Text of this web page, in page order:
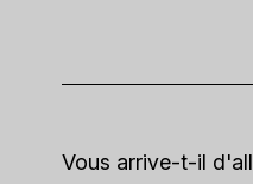
Vous arrive-t-il